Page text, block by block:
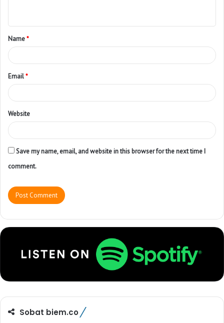
Name*
Email*
Website
Save my name, email, and website in this browser for the next time I
comment.
Sobat biem.co